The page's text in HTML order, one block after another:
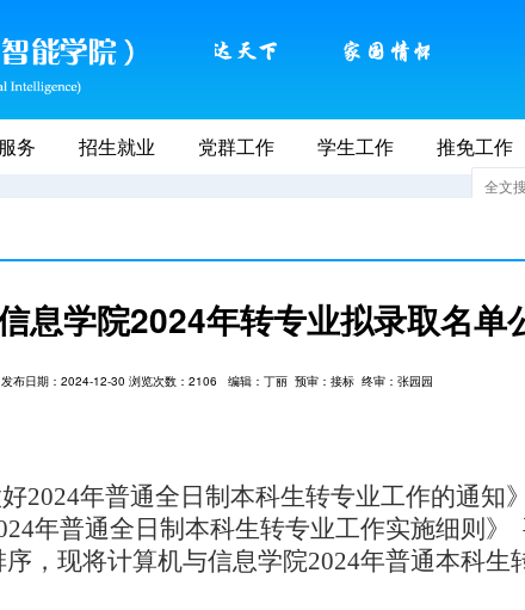
2026年8月9
务 招生就业 党群工作 学生工作 推免工作
息学院2024年转专业拟录取名单
发布日期：2024-12-30 浏览次数： 2106 编辑：丁丽 预审：接标 终审：张园园
2024年普通全日制本科生转专业工作的通知
年普通全日制本科生转专业工作实施细则》
，现将计算机与信息学院2024年普通本科生